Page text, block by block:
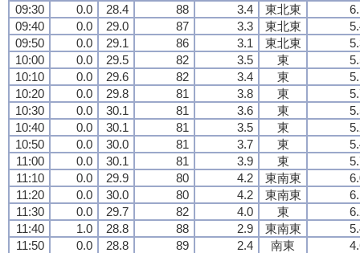
09:30
0.0 28.4 88 3.4 東北東
09:40
0.0 29.0 87 3.3 東北東
09:50
0.0 29.1 86 3.1 東北東
10:00
0.0 29.5 82 3.5 東
10:10
0.0 29.6 82 3.4 東
10:20
0.0 29.8 81 3.8 東
10:30
0.0 30.1 81 3.6 東
10:40
0.0 30.1 81 3.5 東
10:50
0.0 30.0 81 3.7 東
11:00
0.0 30.1 81 3.9 東
11:10
0.0 29.9 80 4.2 東南東
11:20
0.0 30.0 80 4.2 東南東
11:30
0.0 29.7 82 4.0 東
11:40
1.0 28.8 88 2.9 東南東
11:50
0.0 28.8 89 2.4 南東